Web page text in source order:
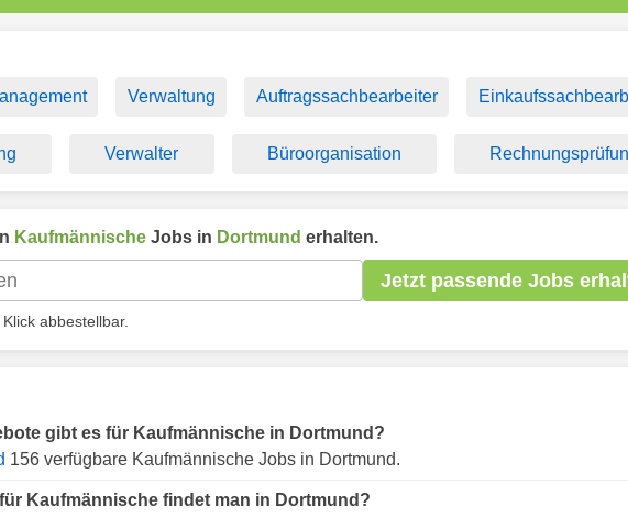
Verwaltung Auftragssachbearbeiter
Verwalter Büroorganisation
Kaufmännische Jobs in Dortmund erhalten.
Jetzt passende Jobs
abbestellbar.
gibt es für Kaufmännische in Dortmund?
156 verfügbare Kaufmännische Jobs in Dortmund.
Kaufmännische findet man in Dortmund?